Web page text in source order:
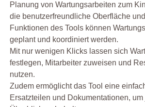
Planung von Wartungsarbeiten zum
die benutzerfreundliche Oberfläche
Funktionen des Tools können
geplant und koordiniert werden.
Mit nur wenigen Klicks lassen sich
festlegen, Mitarbeiter zuweisen und
nutzen.
Zudem ermöglicht das Tool eine
Ersatzteilen und Dokumentationen,